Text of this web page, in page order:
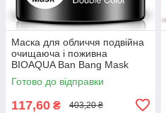
Маска для обличчя подвійна
очищаюча і поживна
BIOAQUA Ban Bang Mask
(50г+50г)
Готово до відправки
117,60 ₴ 403,20 ₴